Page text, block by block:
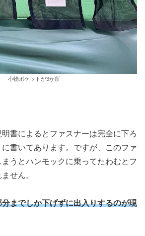
小物ポケットが3か所
書によるとファスナーは完全に下ろ
書いてあります。ですが、このファ
うとハンモックに乗ってたわむとフ
せん。
までしか下げずに出入りするのが現